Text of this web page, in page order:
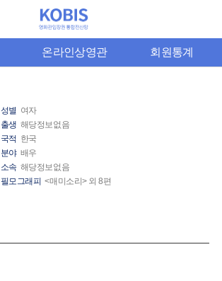
온라인상영관 회원통계
성별 여자
출생 해당정보없음
국적 한국
분야 배우
소속 해당정보없음
필모그래피 <매미소리> 외 8편